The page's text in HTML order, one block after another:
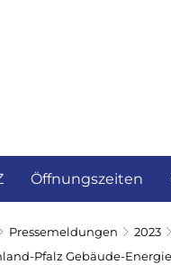
Öffnungszeiten
Pressemeldungen 2023
Pfalz Gebäude-